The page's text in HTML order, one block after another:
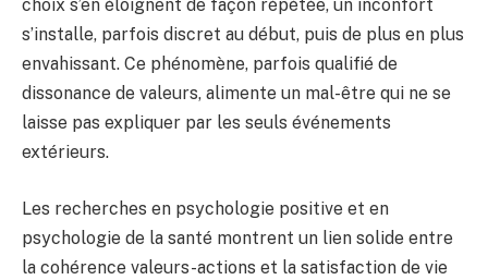
choix s’en éloignent de façon répétée, un inconfort
s’installe, parfois discret au début, puis de plus en plus
envahissant. Ce phénomène, parfois qualifié de
dissonance de valeurs, alimente un mal-être qui ne se
laisse pas expliquer par les seuls événements
extérieurs.
Les recherches en psychologie positive et en
psychologie de la santé montrent un lien solide entre
la cohérence valeurs-actions et la satisfaction de vie